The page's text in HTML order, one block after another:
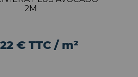
2M
€ TTC / m²